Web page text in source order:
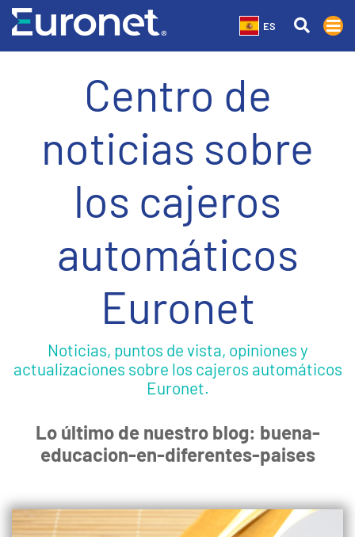
ES
Centro de
noticias sobre
los cajeros
automáticos
Euronet
Noticias, puntos de vista, opiniones y
actualizaciones sobre los cajeros automáticos
Euronet.
Lo último de nuestro blog: buena-
educacion-en-diferentes-paises